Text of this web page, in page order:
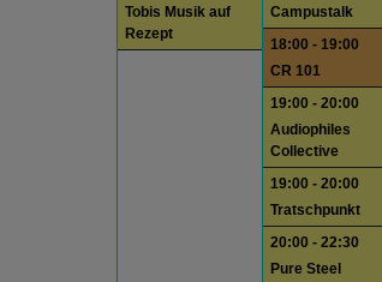
Tobis Musik auf
Rezept
Campustalk
18:00 - 19:00
CR 101
19:00 - 20:00
Audiophiles
Collective
19:00 - 20:00
Tratschpunkt
20:00 - 22:30
Pure Steel